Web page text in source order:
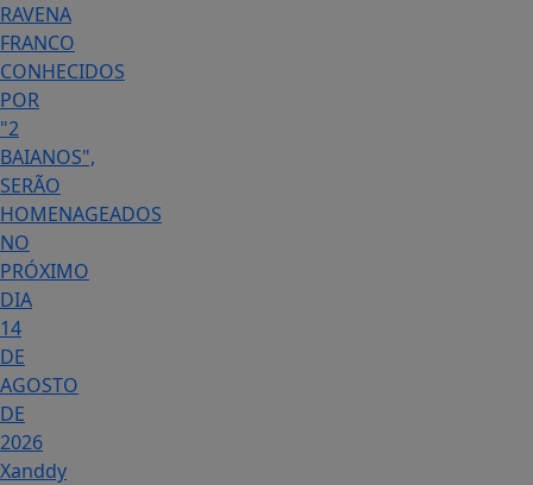
RAVENA
FRANCO
CONHECIDOS
POR
"2
BAIANOS",
SERÃO
HOMENAGEADOS
NO
PRÓXIMO
DIA
14
DE
AGOSTO
DE
2026
Xanddy